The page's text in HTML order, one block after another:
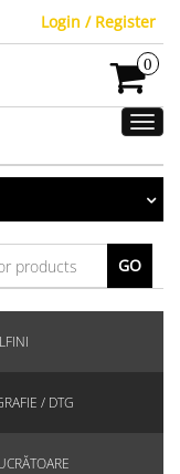
Login / Register
0
GO
/ DTG